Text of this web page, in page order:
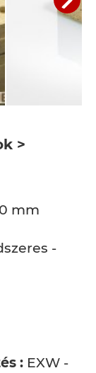
>
mm
-
: EXW -